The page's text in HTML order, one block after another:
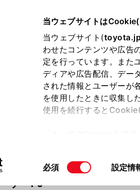
当ウェブサイトはCookie(
当ウェブサイト(
わせたコンテンツや広告
定を行っています。また
ディアや広告配信、デー
された情報とユーザーが
を使用したときに収集し
使用を続行すると
て」をご覧ください。
同
必須 設定情
オーナーサポート トピックス
ザーFJ